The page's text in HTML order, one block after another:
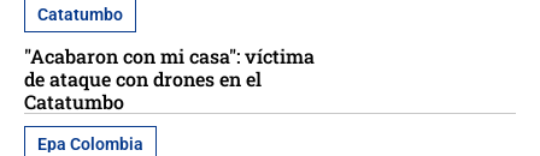
Catatumbo
"Acabaron con mi casa": víctima
de ataque con drones en el
Catatumbo
Epa Colombia